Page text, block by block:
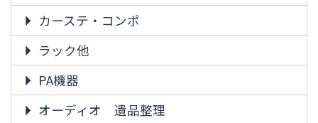
カーステ・コンポ
ラック他
PA機器
オーディオ 遺品整理